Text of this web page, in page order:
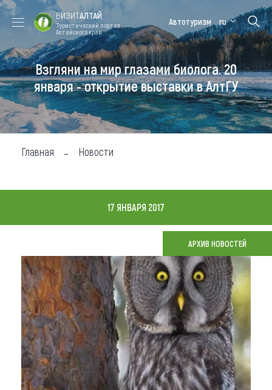
Форум VISIT
ALTAI
Цветение
маральника
Медицинский
форум
Алтайская
зимовка
Туры
Где побывать
Чем заняться
Где остановиться
Новости
Что привезти (сувениры)
О регионе
Коллекция впечатлений
Другие рубрики
ВИЗИТАЛТАЙ
Туристический портал
Алтайского края
Автотуризм ru
Взгляни на мир глазами биолога. 20
января - открытие выставки в АлтГУ
Главная Новости
17 ЯНВАРЯ 2017
АРХИВ НОВОСТЕЙ